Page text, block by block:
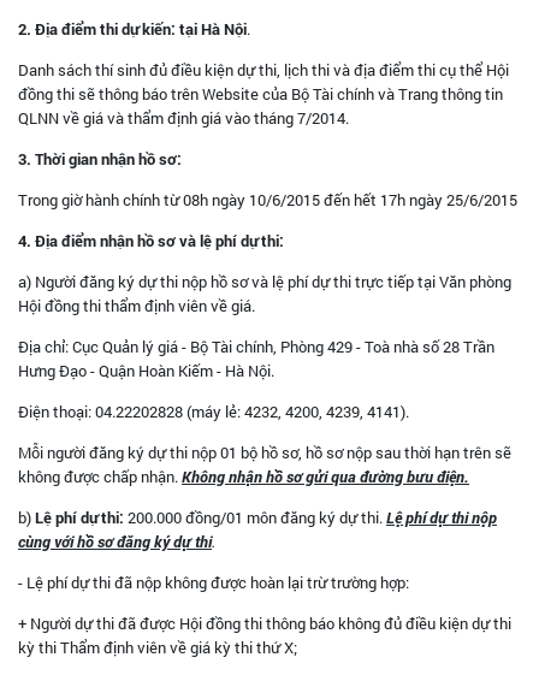
2. Địa điểm thi dự kiến: tại Hà Nội.
Danh sách thí sinh đủ điều kiện dự thi, lịch thi và địa điểm thi cụ thể Hội
đồng thi sẽ thông báo trên Website của Bộ Tài chính và Trang thông tin
QLNN về giá và thẩm định giá vào tháng 7/2014.
3. Thời gian nhận hồ sơ:
Trong giờ hành chính từ 08h ngày 10/6/2015 đến hết 17h ngày 25/6/2015
4. Địa điểm nhận hồ sơ và lệ phí dự thi:
a) Người đăng ký dự thi nộp hồ sơ và lệ phí dự thi trực tiếp tại Văn phòng
Hội đồng thi thẩm định viên về giá.
Địa chỉ: Cục Quản lý giá - Bộ Tài chính, Phòng 429 - Toà nhà số 28 Trần
Hưng Đạo - Quận Hoàn Kiếm - Hà Nội.
Điện thoại: 04.22202828 (máy lẻ: 4232, 4200, 4239, 4141).
Mỗi người đăng ký dự thi nộp 01 bộ hồ sơ, hồ sơ nộp sau thời hạn trên sẽ
không được chấp nhận.Không nhận hồ sơ gửi qua đường bưu điện.
b)Lệ phí dự thi: 200.000 đồng/01 môn đăng ký dự thi.Lệ phí dự thi nộp
cùng với hồ sơ đăng ký dự thi.
- Lệ phí dự thi đã nộp không được hoàn lại trừ trường hợp:
+ Người dự thi đã được Hội đồng thi thông báo không đủ điều kiện dự thi
kỳ thi Thẩm định viên về giá kỳ thi thứ X;